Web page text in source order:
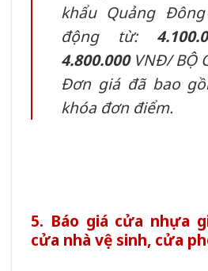
khẩu Quảng
động từ:
4.800.000VNĐ/ BỘ
Đơn giá đã bao
khóa đơn điểm.
5. Báo giá cửa nhựa
cửa nhà vệ sinh, cửa